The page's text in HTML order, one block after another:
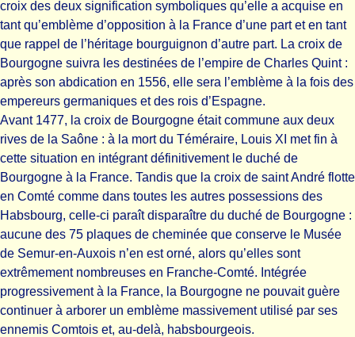
croix des deux signification symboliques qu’elle a acquise en
tant qu’emblème d’opposition à la France d’une part et en tant
que rappel de l’héritage bourguignon d’autre part. La croix de
Bourgogne suivra les destinées de l’empire de Charles Quint :
après son abdication en 1556, elle sera l’emblème à la fois des
empereurs germaniques et des rois d’Espagne.
Avant 1477, la croix de Bourgogne était commune aux deux
rives de la Saône : à la mort du Téméraire, Louis XI met fin à
cette situation en intégrant définitivement le duché de
Bourgogne à la France. Tandis que la croix de saint André flotte
en Comté comme dans toutes les autres possessions des
Habsbourg, celle-ci paraît disparaître du duché de Bourgogne :
aucune des 75 plaques de cheminée que conserve le Musée
de Semur-en-Auxois n’en est orné, alors qu’elles sont
extrêmement nombreuses en Franche-Comté. Intégrée
progressivement à la France, la Bourgogne ne pouvait guère
continuer à arborer un emblème massivement utilisé par ses
ennemis Comtois et, au-delà, habsbourgeois.